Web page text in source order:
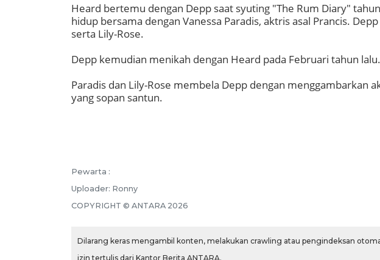
Heard bertemu dengan Depp saat syuting "The Rum Diary"
hidup bersama dengan Vanessa Paradis, aktris asal Prancis.
serta Lily-Rose.
Depp kemudian menikah dengan Heard pada Februari tahun lalu.
Paradis dan Lily-Rose membela Depp dengan menggambarkan
yang sopan santun.
Pewarta :
Uploader: Ronny
COPYRIGHT © ANTARA 2026
Dilarang keras mengambil konten, melakukan crawling atau pengindeksan
izin tertulis dari Kantor Berita ANTARA.